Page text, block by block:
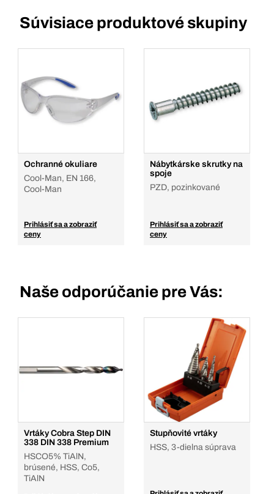
Súvisiace produktové skupiny
Ochranné okuliare
Cool-Man, EN 166,
Cool-Man
Prihlásiť sa a zobraziť
ceny
Nábytkárske skrutky na
spoje
PZD, pozinkované
Prihlásiť sa a zobraziť
ceny
Naše odporúčanie pre Vás:
Vrtáky Cobra Step DIN
338 DIN 338 Premium
HSCO5% TiAlN,
brúsené, HSS, Co5,
TiAlN
Stupňovité vrtáky
HSS, 3-dielna súprava